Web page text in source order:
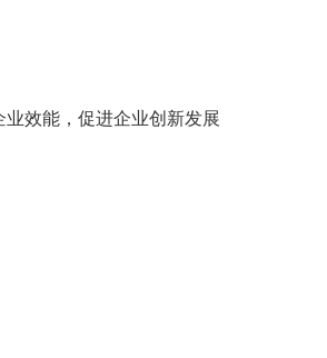
效能，促进企业创新发展